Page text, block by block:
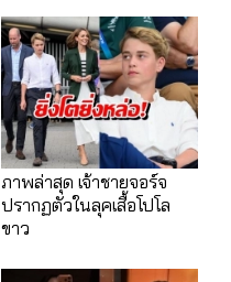
ภาพล่าสุด เจ้าชายจอร์จ
ปรากฏตัวในลุคเสื้อโปโล
ขาว